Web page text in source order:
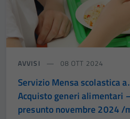
AVVISI 08 OTT 2024
Servizio Mensa scolastica
Acquisto generi alimentari
presunto novembre 2024 /